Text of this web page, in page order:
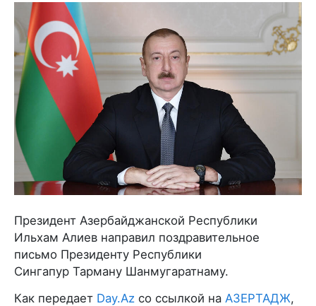
Президент Азербайджанской Республики
Ильхам Алиев направил поздравительное
письмо Президенту Республики
Сингапур Тарману Шанмугаратнаму.
Как передает Day.Az со ссылкой на АЗЕРТАДЖ,